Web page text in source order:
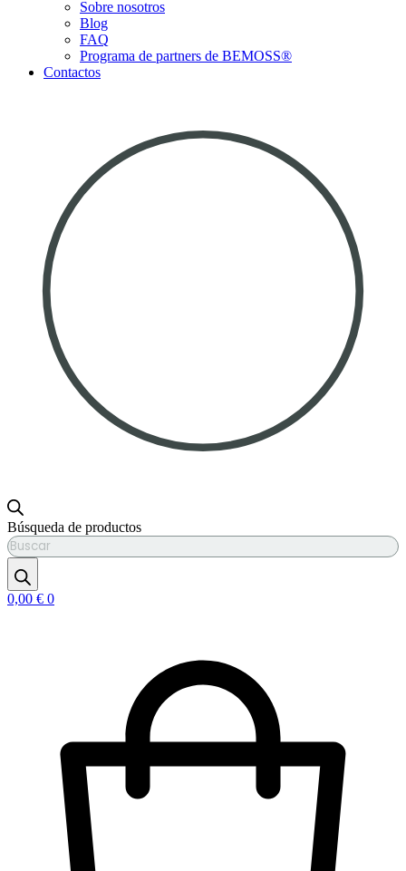
Sobre nosotros
Blog
FAQ
Programa de partners de BEMOSS®
Contactos
Búsqueda de productos
0,00 € 0